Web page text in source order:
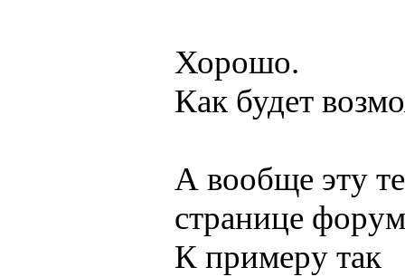
Хорошо.
Как будет
А вообще эту
странице
К примеру так